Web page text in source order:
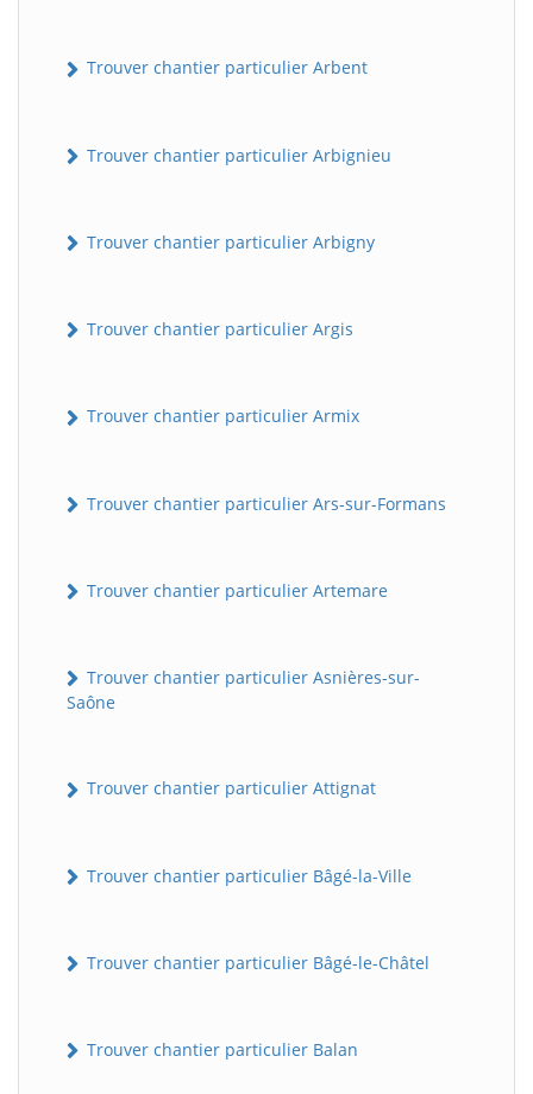
Trouver chantier particulier Arbent
Trouver chantier particulier Arbignieu
Trouver chantier particulier Arbigny
Trouver chantier particulier Argis
Trouver chantier particulier Armix
Trouver chantier particulier Ars-sur-Formans
Trouver chantier particulier Artemare
Trouver chantier particulier Asnières-sur-
Saône
Trouver chantier particulier Attignat
Trouver chantier particulier Bâgé-la-Ville
Trouver chantier particulier Bâgé-le-Châtel
Trouver chantier particulier Balan